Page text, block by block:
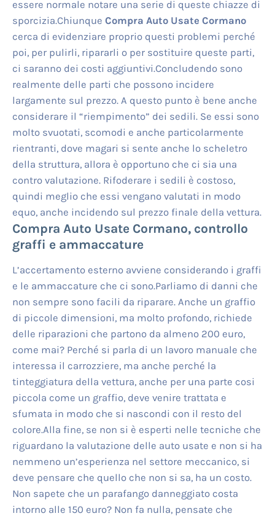
essere normale notare una serie di queste chiazze di
sporcizia.Chiunque Compra Auto Usate Cormano
cerca di evidenziare proprio questi problemi perché
poi, per pulirli, ripararli o per sostituire queste parti,
ci saranno dei costi aggiuntivi.Concludendo sono
realmente delle parti che possono incidere
largamente sul prezzo. A questo punto è bene anche
considerare il “riempimento” dei sedili. Se essi sono
molto svuotati, scomodi e anche particolarmente
rientranti, dove magari si sente anche lo scheletro
della struttura, allora è opportuno che ci sia una
contro valutazione. Rifoderare i sedili è costoso,
quindi meglio che essi vengano valutati in modo
equo, anche incidendo sul prezzo finale della vettura.
Compra Auto Usate Cormano, controllo
graffi e ammaccature
L’accertamento esterno avviene considerando i graffi
e le ammaccature che ci sono.Parliamo di danni che
non sempre sono facili da riparare. Anche un graffio
di piccole dimensioni, ma molto profondo, richiede
delle riparazioni che partono da almeno 200 euro,
come mai? Perché si parla di un lavoro manuale che
interessa il carrozziere, ma anche perché la
tinteggiatura della vettura, anche per una parte cosi
piccola come un graffio, deve venire trattata e
sfumata in modo che si nascondi con il resto del
colore.Alla fine, se non si è esperti nelle tecniche che
riguardano la valutazione delle auto usate e non si ha
nemmeno un’esperienza nel settore meccanico, si
deve pensare che quello che non si sa, ha un costo.
Non sapete che un parafango danneggiato costa
intorno alle 150 euro? Non fa nulla, pensate che